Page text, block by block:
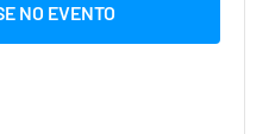
NO EVENTO